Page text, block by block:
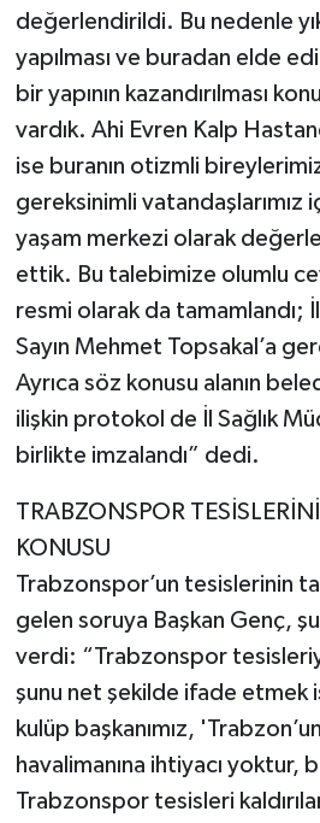
değerlendirildi. Bu nedenle
yapılması ve buradan elde
bir yapının kazandırılması
vardık. Ahi Evren Kalp
ise buranın otizmli
gereksinimli vatandaşlarımız
yaşam merkezi olarak
ettik. Bu talebimize olumlu
resmi olarak da tamamlandı;
Sayın Mehmet Topsakal’a
Ayrıca söz konusu alanın
ilişkin protokol de İl Sağlık
birlikte imzalandı” dedi.
TRABZONSPOR
KONUSU
Trabzonspor’un tesislerinin
gelen soruya Başkan Genç,
verdi: “Trabzonspor
şunu net şekilde ifade etmek
kulüp başkanımız,
havalimanına ihtiyacı yoktur,
Trabzonspor tesisleri